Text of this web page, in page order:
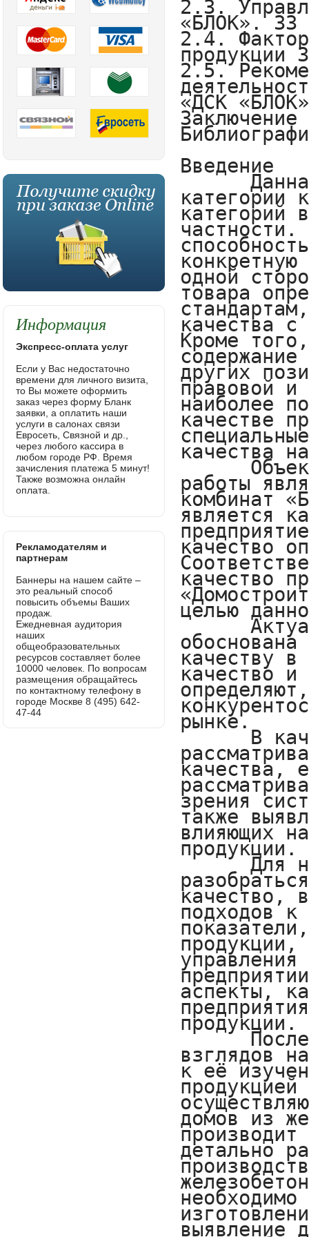
Информация
Экспресс-оплата услуг
Если у Вас недостаточно
времени для личного визита,
то Вы можете оформить
заказ через форму Бланк
заявки, а оплатить наши
услуги в салонах связи
Евросеть, Связной и др.,
через любого кассира в
любом городе РФ. Время
зачисления платежа 5 минут!
Также возможна онлайн
оплата.
Рекламодателям и
партнерам
Баннеры на нашем сайте –
это реальный способ
повысить объемы Ваших
продаж.
Ежедневная аудитория
наших
общеобразовательных
ресурсов составляет более
10000 человек. По вопросам
размещения обращайтесь
по контактному телефону в
городе Москве 8 (495) 642-
47-44